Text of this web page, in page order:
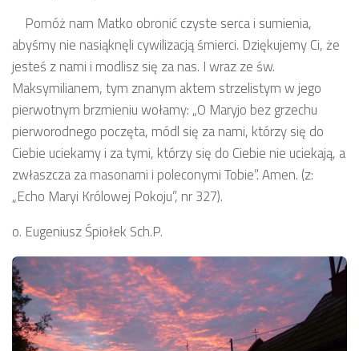
Pomóż nam Matko obronić czyste serca i sumienia,
abyśmy nie nasiąknęli cywilizacją śmierci. Dziękujemy Ci, że
jesteś z nami i modlisz się za nas. I wraz ze św.
Maksymilianem, tym znanym aktem strzelistym w jego
pierwotnym brzmieniu wołamy: „O Maryjo bez grzechu
pierworodnego poczęta, módl się za nami, którzy się do
Ciebie uciekamy i za tymi, którzy się do Ciebie nie uciekają, a
zwłaszcza za masonami i poleconymi Tobie”. Amen. (z:
„Echo Maryi Królowej Pokoju”, nr 327).
o. Eugeniusz Śpiołek Sch.P.